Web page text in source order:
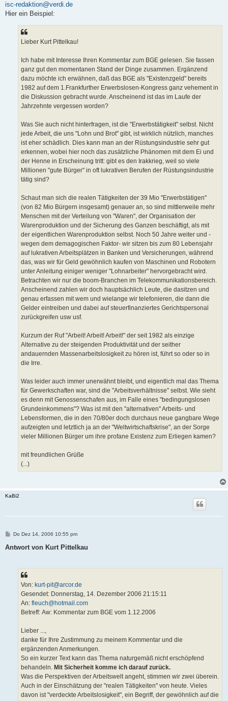
isc-redaktion@verdi.de
Hier ein Beispiel:
Lieber Kurt Pittelkau!
Ich habe mit Interesse Ihren Kommentar zum BGE gelesen. Sie fassen
ganz gut den momentanen Stand der Dinge zusammen. Ergänzend
dazu möchte ich erwähnen, daß das BGE als "Existenzgeld" bereits
1982 auf dem 1.Frankfurther Erwerbslosen-Kongress ganz vehement in
die Diskussion gebracht wurde. Anscheinend ist das im Laufe der
Jahrzehnte vergessen worden?
Was Sie auch nicht hinterfragen, ist die "Erwerbstätigkeit" selbst. Nicht
jede Arbeit, die uns "Lohn und Brot" gibt, ist wirklich nützlich, manches
ist eher schädlich. Dies kann man an der Rüstungsindustrie sehr gut
erkennen, wobei hier noch das zusätzliche Phänomen mit dem Ei und
der Henne in Erscheinung tritt: gibt es den Irakkrieg, weil so viele
Millionen "gute Bürger" in oft lukrativen Berufen der Rüstungsindustrie
tätig sind?
Schaut man sich die realen Tätigkeiten der 39 Mio "Erwerbstätigen"
(von 82 Mio Bürgern insgesamt) genauer an, so sind mittlerweile mehr
Menschen mit der Verteilung von "Waren", der Organisation der
Warenproduktion und der Sicherung des Ganzen beschäftigt, als mit
der eigentlichen Warenproduktion selbst. Noch 50 Jahre weiter und -
wegen dem demagogischen Faktor- wir sitzen bis zum 80 Lebensjahr
auf lukrativen Arbeitsplätzen in Banken und Versicherungen, während
das, was wir für Geld gewöhnlich kaufen von Maschinen und Robotern
unter Anleitung einiger weniger "Lohnarbeiter" hervorgebracht wird.
Betrachten wir nur die boom-Branchen im Telekommunikationsbereich.
Anscheinend zahlen wir doch hauptsächlich Leute, die dasitzen und
genau erfassen mit wem und wielange wir telefonieren, die dann die
Gelder eintreiben und dabei auf steuerfinanziertes Gerichtspersonal
zurückgreifen usw usf.
Kurzum der Ruf "Arbeit! Arbeit! Arbeit!" der seit 1982 als einzige
Alternative zu der steigenden Produktivität und der seither
andauernden Massenarbeitslosigkeit zu hören ist, führt so oder so in
die Irre.
Was leider auch immer unerwähnt bleibt, und eigentlich mal das Thema
für Gewerkschaften war, sind die "Arbeitsverhältnisse" selbst. Wie sieht
es denn mit Genossenschafen aus, im Falle eines "bedingungslosen
Grundeinkommens"? Was ist mit den "alternativen" Arbeits- und
Lebensformen, die in den 70/80er doch durchaus neue gangbare Wege
aufzeigten und letztlich ja an der "Weltwirtschaftskrise", an der Sorge
vieler Millionen Bürger um ihre profane Existenz zum Erliegen kamen?
mit freundlichen Grüße
(...)
KaBi2
B
i
Do Dez 14, 2006 10:55 pm
Antwort von Kurt Pittelkau
Von: kurt-pit@arcor.de
Gesendet: Donnerstag, 14. Dezember 2006 21:15:11
An: fleuch@hotmail.com
Betreff: Aw: Kommentar zum BGE vom 1.12.2006
Lieber ...,
danke für Ihre Zustimmung zu meinem Kommentar und die
ergänzenden Anmerkungen.
So ein kurzer Text kann das Thema naturgemäß nicht erschöpfend
behandeln. Mit Sicherheit komme ich darauf zurück.
Was die Perspektiven der Arbeitswelt angeht, stimmen wir zwei überein.
Auch in der Einschätzung der "realen Tätigkeiten" von heute. Vieles
davon ist "verdeckte Arbeitslosigkeit", ein Begriff, der gewöhnlich auf die